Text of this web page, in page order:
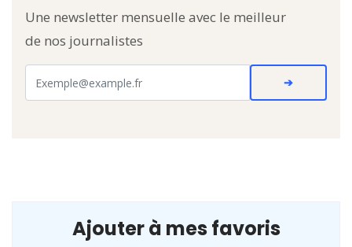
Ajouter à mes favoris
Une newsletter mensuelle avec le meilleur
de nos journalistes